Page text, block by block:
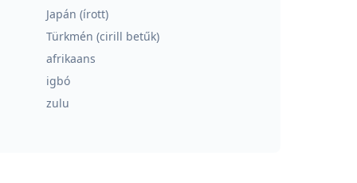
Japán (írott)
Türkmén (cirill betűk)
afrikaans
igbó
zulu